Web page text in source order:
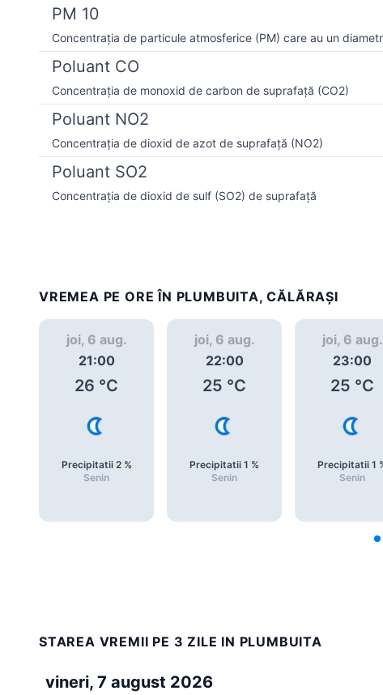
PM 10
Concentrația de particule atmosferice (PM) care au un
Poluant CO
Concentrația de monoxid de carbon de suprafață (CO2)
Poluant NO2
Concentrația de dioxid de azot de suprafață (NO2)
Poluant SO2
Concentrația de dioxid de sulf (SO2) de suprafață
VREMEA PE ORE ÎN PLUMBUITA, CĂLĂRAȘI
joi, 6 aug.
21:00
26 °C
Precipitatii 2%
Senin
joi, 6 aug.
22:00
25 °C
Precipitatii 1 %
Senin
joi, 6 aug.
23:00
25 °C
Precipitatii 1
Senin
STAREA VREMII PE 3 ZILE IN PLUMBUITA
vineri, 7 august 2026